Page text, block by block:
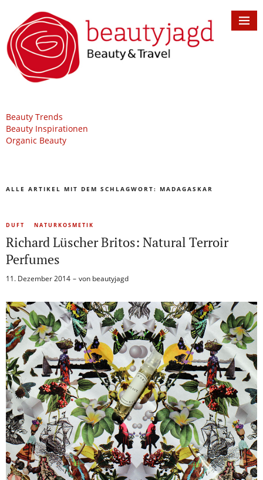
Beauty Trends
Beauty Inspirationen
Organic Beauty
ALLE ARTIKEL MIT DEM SCHLAGWORT: MADAGASKAR
DUFT NATURKOSMETIK
Richard Lüscher Britos: Natural Terroir
Perfumes
11. Dezember 2014 von beautyjagd